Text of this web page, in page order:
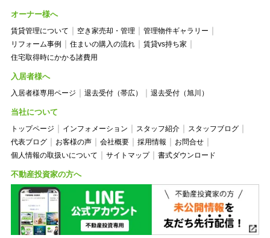
オーナー様へ
賃貸管理について 空き家売却・管理
管理物件ギャラリー
リフォーム事例
住まいの購入の流れ
賃貸vs持ち家
住宅取得時にかかる諸費用
入居者様へ
入居者様専用ページ 退去受付（帯広） 退去受付（旭川）
当社について
トップページ インフォメーション スタッフ紹介
スタッフブログ
代表ブログ
お客様の声 会社概要 採用情報
お問合せ
個人情報の取扱いについて
サイトマップ 書式ダウンロード
不動産投資家の方へ